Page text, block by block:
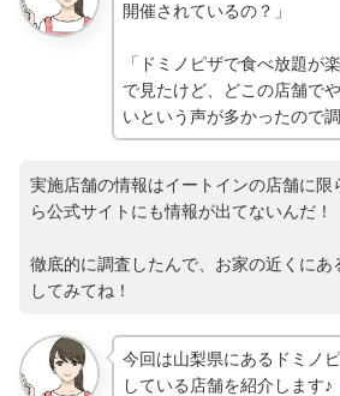
開催されているの？」
「ドミノピザで食べ放題が
で見たけど、どこの店舗で
いという声が多かったので
実施店舗の情報はイートインの店舗に限
ら公式サイトにも情報が出てないんだ！
徹底的に調査したんで、お家の近くにあ
してみてね！
今回は山梨県にあるドミノ
している店舗を紹介します♪